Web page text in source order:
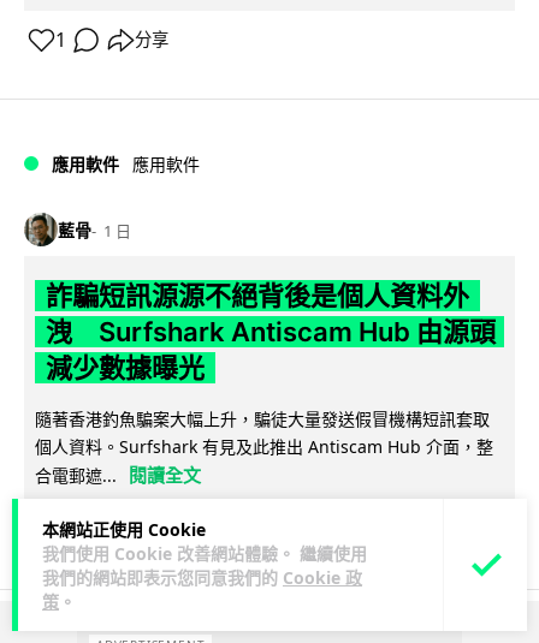
本網站正使用 Cookie
我們使用 Cookie 改善網站體驗。 繼續使用
我們的網站即表示您同意我們的 Cookie 政
策 。
1 分享
應用軟件 應用軟件
藍骨 1 日
詐騙短訊源源不絕背後是個人資料外
洩 Surfshark Antiscam Hub 由源頭
減少數據曝光
隨著香港釣魚騙案大幅上升，騙徒大量發送假冒機構短訊套取
個人資料。Surfshark 有見及此推出 Antiscam Hub 介面，整
合電郵遮...
閱讀全文
12 分享